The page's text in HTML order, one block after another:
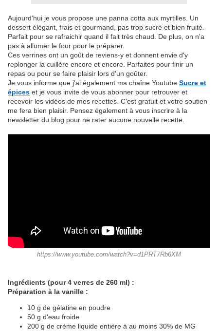
Aujourd'hui je vous propose une panna cotta aux myrtilles. Un
dessert élégant, frais et gourmand, pas trop sucré et bien fruité.
Parfait pour se rafraichir quand il fait très chaud. De plus, on n'a
pas à allumer le four pour le préparer.
Ces verrines ont un goût de reviens-y et donnent envie d'y
replonger la cuillère encore et encore. Parfaites pour finir un
repas ou pour se faire plaisir lors d'un goûter.
Je vous informe que j'ai également ma chaîne Youtube Sucre et
épices et je vous invite de vous abonner pour retrouver et
recevoir les vidéos de mes recettes. C'est gratuit et votre soutien
me fera bien plaisir. Pensez également à vous inscrire à la
newsletter du blog pour ne rater aucune nouvelle recette.
https://www.youtube.com/watch?v=d1PRT7Rb6XM
Ingrédients (pour 4 verres de 260 ml) :
Préparation à la vanille :
10 g de gélatine en poudre
50 g d'eau froide
200 g de crème liquide entière à au moins 30% de MG